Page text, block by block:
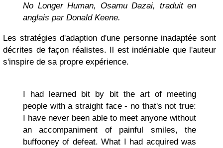
No Longer Human, Osamu Dazai, traduit en
anglais par Donald Keene.
Les stratégies d'adaption d'une personne inadaptée sont
décrites de façon réalistes. Il est indéniable que l'auteur
s'inspire de sa propre expérience.
I had learned bit by bit the art of meeting
people with a straight face - no that's not true:
I have never been able to meet anyone without
an accompaniment of painful smiles, the
buffooney of defeat. What I had acquired was